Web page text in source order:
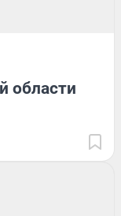
области